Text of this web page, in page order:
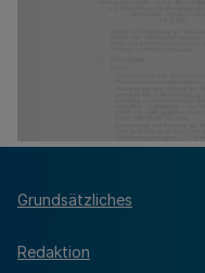
Grundsätzliches
Redaktion